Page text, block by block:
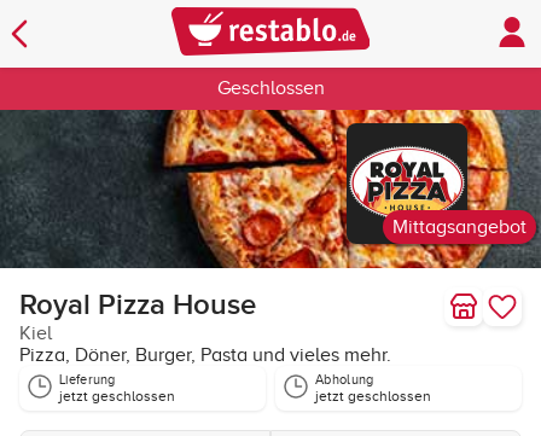
Geschlossen
Mittagsangebot
Royal Pizza House
Kiel
Pizza, Döner, Burger, Pasta und vieles mehr.
Lieferung
jetzt geschlossen
Abholung
jetzt geschlossen